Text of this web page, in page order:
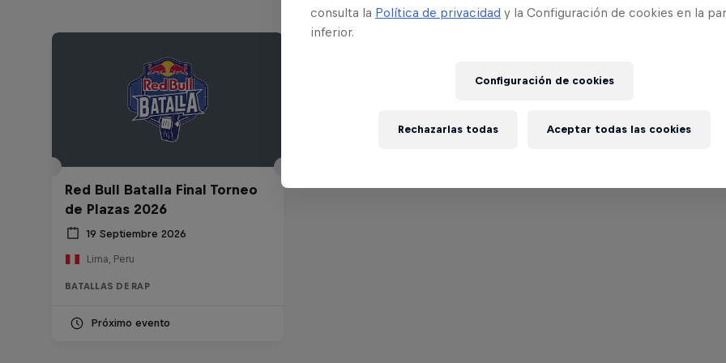
Red Bull Batalla Final Torneo
de Plazas 2026
19 Septiembre 2026
Lima, Peru
BATALLAS DE RAP
Próximo evento
consulta la Política de privacidad y la Configuración de cookies en la
inferior.
Configuración de cookies
Rechazarlas todas Aceptar todas las cookies